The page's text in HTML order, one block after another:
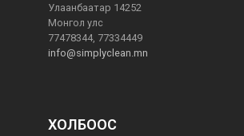
Улаанбаатар 14252
Монгол улс
77478344, 77334449
info@simplyclean.mn
ХОЛБООС